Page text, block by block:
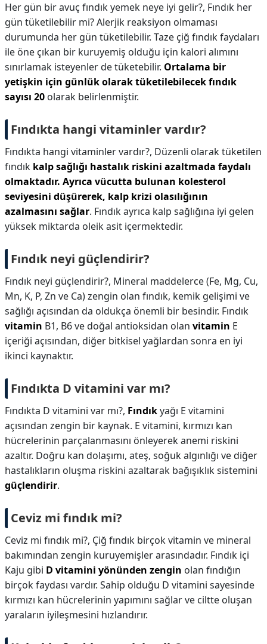
Her gün bir avuç fındık yemek neye iyi gelir?, Fındık her
gün tüketilebilir mi? Alerjik reaksiyon olmaması
durumunda her gün tüketilebilir. Taze çiğ fındık faydaları
ile öne çıkan bir kuruyemiş olduğu için kalori alımını
sınırlamak isteyenler de tüketebilir. Ortalama bir
yetişkin için günlük olarak tüketilebilecek fındık
sayısı 20 olarak belirlenmiştir.
Fındıkta hangi vitaminler vardır?
Fındıkta hangi vitaminler vardır?, Düzenli olarak tüketilen
fındık kalp sağlığı hastalık riskini azaltmada faydalı
olmaktadır. Ayrıca vücutta bulunan kolesterol
seviyesini düşürerek, kalp krizi olasılığının
azalmasını sağlar. Fındık ayrıca kalp sağlığına iyi gelen
yüksek miktarda oleik asit içermektedir.
Fındık neyi güçlendirir?
Fındık neyi güçlendirir?, Mineral maddelerce (Fe, Mg, Cu,
Mn, K, P, Zn ve Ca) zengin olan fındık, kemik gelişimi ve
sağlığı açısından da oldukça önemli bir besindir. Fındık
vitamin B1, B6 ve doğal antioksidan olan vitamin E
içeriği açısından, diğer bitkisel yağlardan sonra en iyi
ikinci kaynaktır.
Fındıkta D vitamini var mı?
Fındıkta D vitamini var mı?, Fındıkyağı E vitamini
açısından zengin bir kaynak. E vitamini, kırmızı kan
hücrelerinin parçalanmasını önleyerek anemi riskini
azaltır. Doğru kan dolaşımı, ateş, soğuk algınlığı ve diğer
hastalıkların oluşma riskini azaltarak bağışıklık sistemini
güçlendirir.
Ceviz mi fındık mi?
Ceviz mi fındık mi?, Çiğ fındık birçok vitamin ve mineral
bakımından zengin kuruyemişler arasındadır. Fındık içi
Kaju gibi D vitamini yönünden zengin olan fındığın
birçok faydası vardır. Sahip olduğu D vitamini sayesinde
kırmızı kan hücrelerinin yapımını sağlar ve ciltte oluşan
yaraların iyileşmesini hızlandırır.